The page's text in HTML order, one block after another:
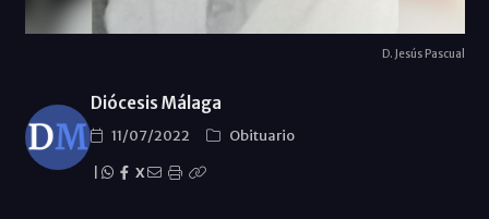
D. Jesús Pascual
Diócesis Málaga
11/07/2022
Obituario
X